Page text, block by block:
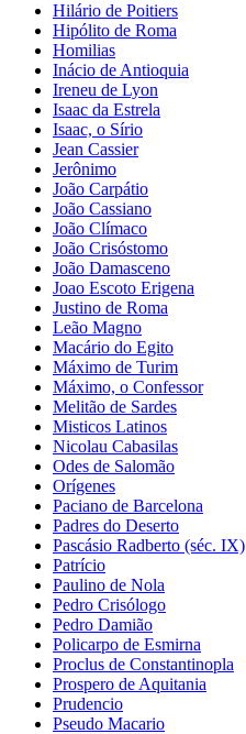
Hilário de Poitiers
Hipólito de Roma
Homilias
Inácio de Antioquia
Ireneu de Lyon
Isaac da Estrela
Isaac, o Sírio
Jean Cassier
Jerônimo
João Carpátio
João Cassiano
João Clímaco
João Crisóstomo
João Damasceno
Joao Escoto Erigena
Justino de Roma
Leão Magno
Macário do Egito
Máximo de Turim
Máximo, o Confessor
Melitão de Sardes
Misticos Latinos
Nicolau Cabasilas
Odes de Salomão
Orígenes
Paciano de Barcelona
Padres do Deserto
Pascásio Radberto (séc. IX)
Patrício
Paulino de Nola
Pedro Crisólogo
Pedro Damião
Policarpo de Esmirna
Proclus de Constantinopla
Prospero de Aquitania
Prudencio
Pseudo Macario